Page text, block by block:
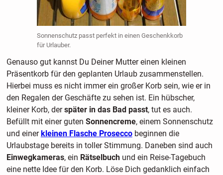
Sonnenschutz passt perfekt in einen Geschenkkorb
für Urlauber.
Genauso gut kannst Du Deiner Mutter einen kleinen
Präsentkorb für den geplanten Urlaub zusammenstellen.
Hierbei muss es nicht immer ein großer Korb sein, wie er in
den Regalen der Geschäfte zu sehen ist. Ein hübscher,
kleiner Korb, derspäter in das Bad passt, tut es auch.
Befüllt mit einer guten Sonnencreme, einem Sonnenschutz
und einer kleinen Flasche Proseccobeginnen die
Urlaubstage bereits in toller Stimmung. Daneben sind auch
Einwegkameras, ein Rätselbuch und ein Reise-Tagebuch
eine nette Idee für den Korb. Löse Dich gedanklich einfach